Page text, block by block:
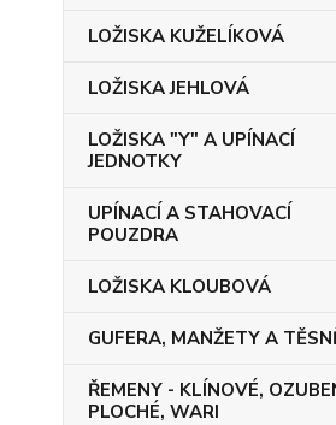
LOŽISKA KUŽELÍKOVÁ
LOŽISKA JEHLOVÁ
LOŽISKA "Y" A UPÍNACÍ
JEDNOTKY
UPÍNACÍ A STAHOVACÍ
POUZDRA
LOŽISKA KLOUBOVÁ
GUFERA, MANŽETY A
ŘEMENY - KLÍNOVÉ,
PLOCHÉ, WARI